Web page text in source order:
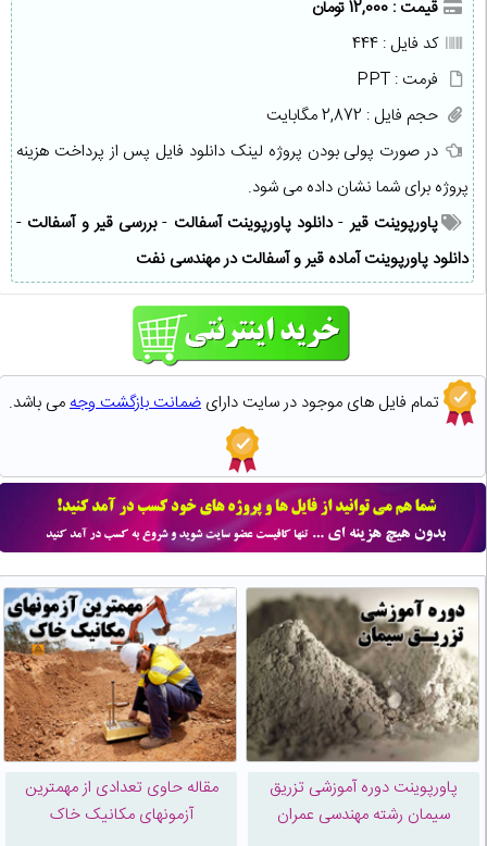
قیمت : 12,000 تومان
کد فایل : 444
فرمت : PPT
حجم فایل : 2,872 مگابایت
در صورت پولی بودن پروژه لینک دانلود فایل پس از پرداخت هزینه
پروژه برای شما نشان داده می شود.
پاورپوینت قیر-دانلود پاورپوینت آسفالت-بررسی قیر و آسفالت-
دانلود پاورپوینت آماده قیر و آسفالت در مهندسی نفت
تمام فایل های موجود در سایت دارای ضمانت بازگشت وجهمی باشد.
پاورپوینت دوره آموزشی تزریق
سیمان رشته مهندسی عمران
مقاله حاوی تعدادی از مهمترین
آزمونهای مکانیک خاک